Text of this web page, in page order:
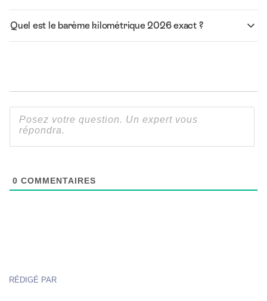
Quel est le barème kilométrique 2026 exact ?
0 COMMENTAIRES
RÉDIGÉ PAR